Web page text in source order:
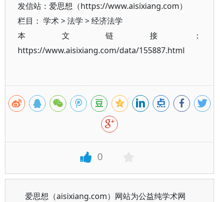
发信站：爱思想（https://www.aisixiang.com）
栏目： 学术>法学 >经济法学
本文链接：
https://www.aisixiang.com/data/155887.html
0
爱思想（aisixiang.com）网站为公益纯学术网